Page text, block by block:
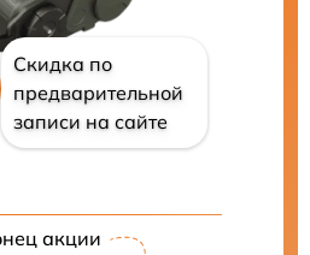
Скидка по
предварительной
записи на сайте
акции